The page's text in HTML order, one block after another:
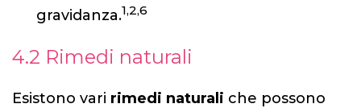
gravidanza.1,2,6
4.2 Rimedi naturali
Esistono vari rimedi naturali che possono